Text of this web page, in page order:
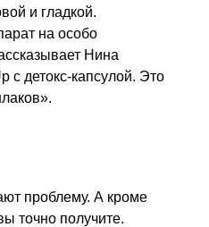
и гладкой.
на особо
Нина
детокс-капсулой. Это
проблему. А кроме
точно получите.